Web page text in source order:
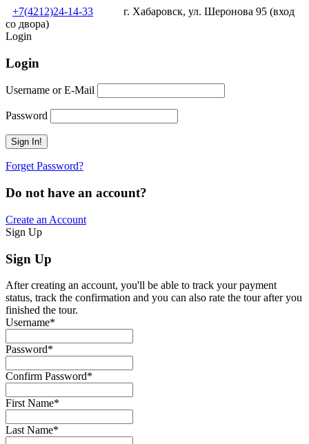
+7(4212)24-14-33
г. Хабаровск, ул. Шеронова 95 (вход
со двора)
Login
Login
Username or E-Mail
Password
Forget Password?
Do not have an account?
Create an Account
Sign Up
Sign Up
After creating an account, you'll be able to track your payment
status, track the confirmation and you can also rate the tour after you
finished the tour.
Username*
Password*
Confirm Password*
First Name*
Last Name*